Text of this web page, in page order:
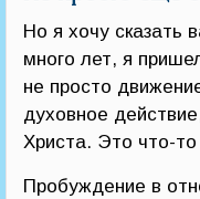
Но я хочу сказать
много лет, я
не просто
духовное
Христа. Это что-
Пробуждение в